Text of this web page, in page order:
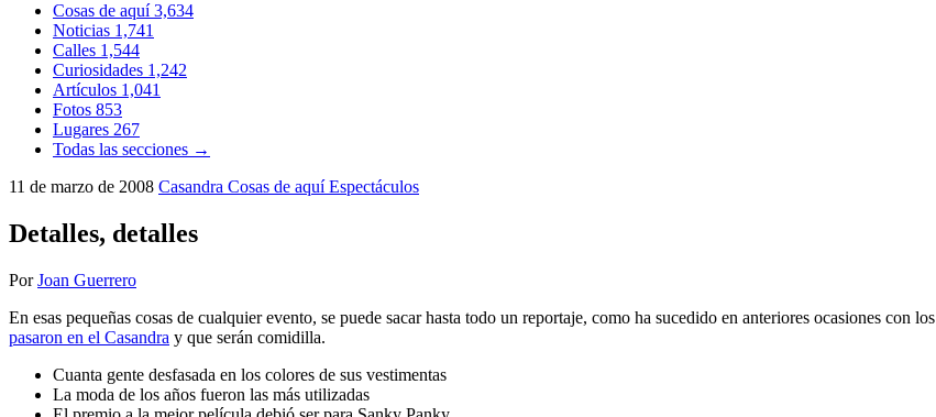
Cosas de aquí3,634
Noticias 1,741
Calles 1,544
Curiosidades 1,242
Artículos 1,041
Fotos 853
Lugares 267
Todas las secciones →
11 de marzo de 2008 Casandra Cosas de aquíEspectáculos
Detalles, detalles
PorJoan Guerrero
En esas pequeñas cosas de cualquier evento, se puede sacar hasta todo un reportaje, como ha sucedido en anteriores ocasiones con los
pasaron en el Casandra y que serán comidilla.
Cuanta gente desfasada en los colores de sus vestimentas
La moda de los años fueron las más utilizadas